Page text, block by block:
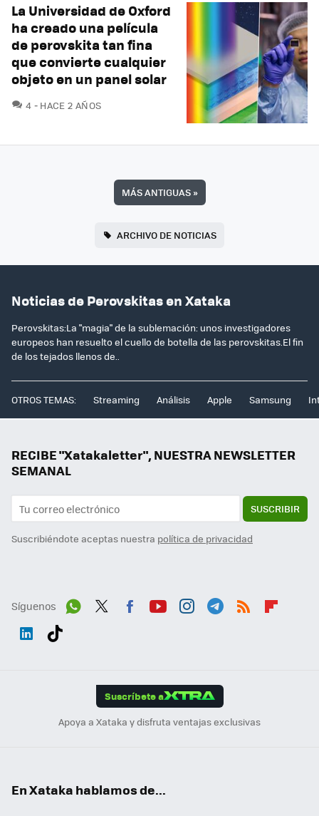
La Universidad de Oxford
ha creado una película
de perovskita tan fina
que convierte cualquier
objeto en un panel solar
4 COMENTARIOS
HACE 2 AÑOS
MÁS ANTIGUAS»
ARCHIVO DE NOTICIAS
Noticias de Perovskitas en Xataka
Perovskitas:La "magia" de la sublemación: unos investigadores
europeos han resuelto el cuello de botella de las perovskitas.El fin
de los tejados llenos de..
OTROS TEMAS: Streaming Análisis Apple Samsung
RECIBE "Xatakaletter", NUESTRA NEWSLETTER
SEMANAL
SUSCRIBIR
Suscribiéndote aceptas nuestra política de privacidad
Síguenos
Suscríbete a
Apoya a Xataka y disfruta ventajas exclusivas
En Xataka hablamos de...